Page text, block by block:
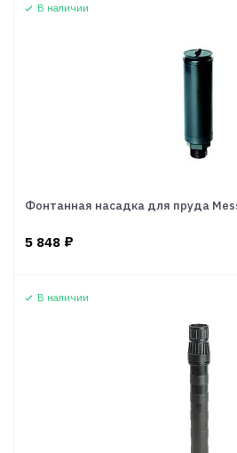
В наличии
Фонтанная насадка для пруда
5 848 ₽
В наличии